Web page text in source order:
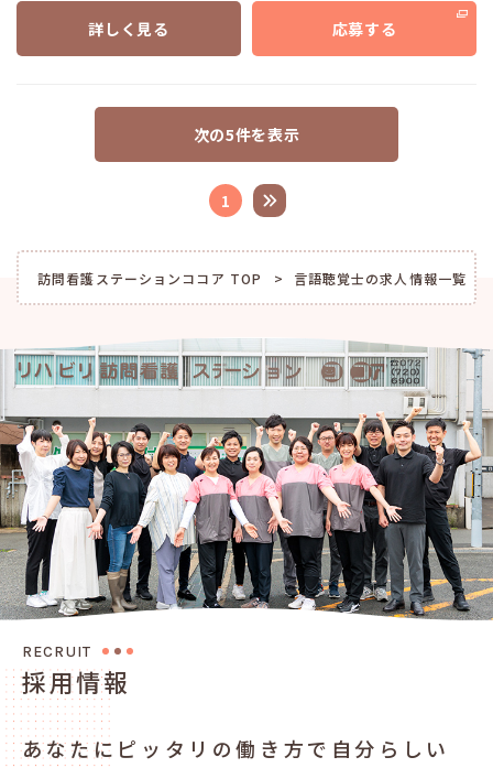
詳しく見る 応募する
次の5件を表示
1
訪問看護ステーションココア TOP 言語聴覚士の求人情報一覧
RECRUIT
採用情報
あなたにピッタリの働き方で 自分らしい